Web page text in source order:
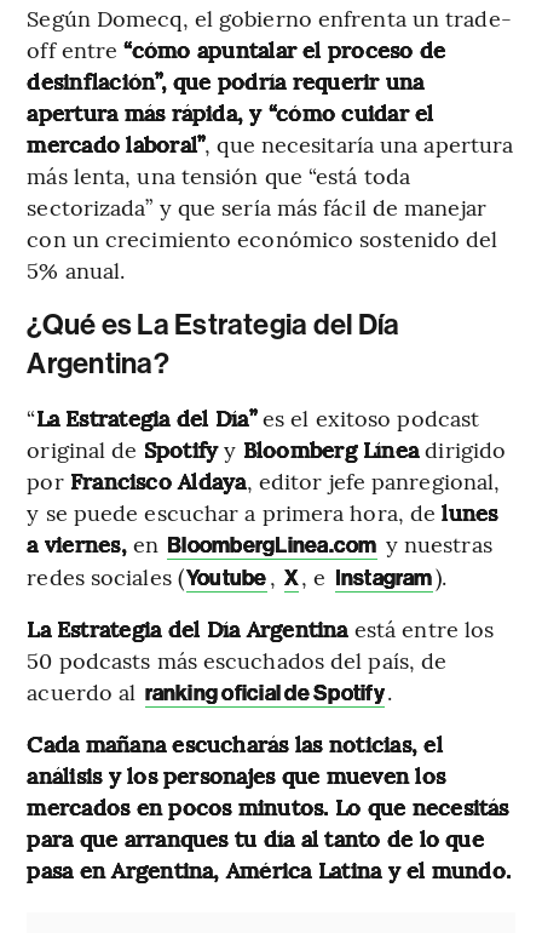
Según Domecq, el gobierno enfrenta un trade-
off entre“cómo apuntalar el proceso de
desinflación”, que podría requerir una
apertura más rápida, y “cómo cuidar el
mercado laboral”, que necesitaría una apertura
más lenta, una tensión que “está toda
sectorizada” y que sería más fácil de manejar
con un crecimiento económico sostenido del
5% anual.
¿Qué es La Estrategia del Día
Argentina?
“La Estrategia del Día”es el exitoso podcast
original de Spotifyy Bloomberg Líneadirigido
por Francisco Aldaya, editor jefe panregional,
y se puede escuchar a primera hora, delunes
a viernes,en BloombergLinea.com y nuestras
redes sociales (Youtube, X, e Instagram).
La Estrategia del Día Argentinaestá entre los
50 podcasts más escuchados del país, de
acuerdo al ranking oficial de Spotify.
Cada mañana escucharás las noticias, el
análisis y los personajes que mueven los
mercados en pocos minutos. Lo que necesitás
para que arranques tu día al tanto de lo que
pasa en Argentina, América Latina y el mundo.